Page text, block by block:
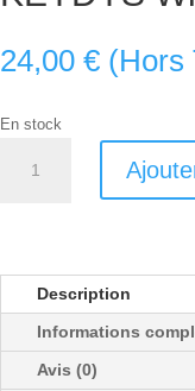
24,00 € (Hors
En stock
Description
Informations
Avis (0)